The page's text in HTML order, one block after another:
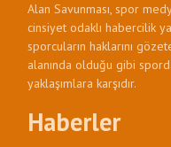
Alan Savunması, spor
cinsiyet odaklı habercilik
sporcuların haklarını
alanında olduğu gibi
yaklaşımlara karşıdır.
Haberler